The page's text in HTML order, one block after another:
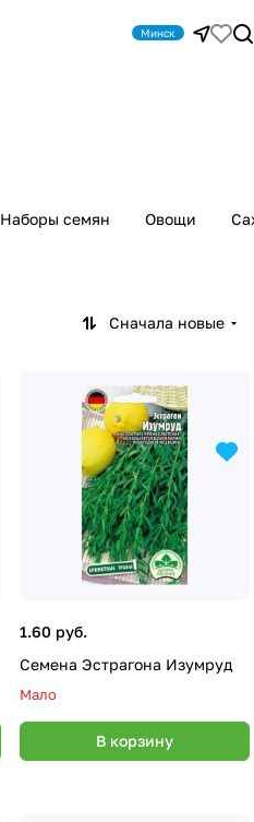
Минск
Наборы семян Овощи
Сначала новые
1.60 руб.
Семена Эстрагона Изумруд
Мало
В корзину